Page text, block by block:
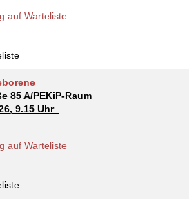
Klaus-Müller-Kilian-Weg /
Familienzentrum
Langes Feld “Deisterspatzen”
Petermannstraße /
Hiltrud-Grote-Weg
Johannes-Lau-Hof
Klaus-Müller-Kilian-Weg /
auf Warteliste
85 A/PEKiP-Raum
9.15 Uhr
auf Warteliste